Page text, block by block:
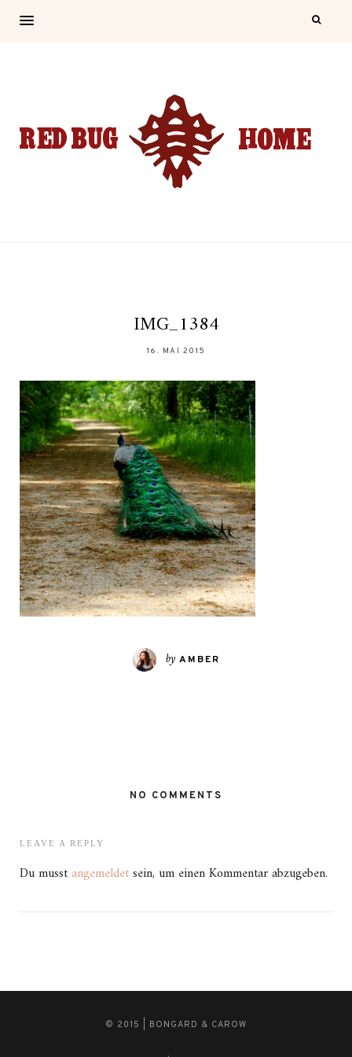
IMG_1384
16. MAI 2015
by AMBER
NO COMMENTS
LEAVE A REPLY
Du musst angemeldetsein, um einen Kommentar abzugeben.
© 2015 | BONGARD & CAROW